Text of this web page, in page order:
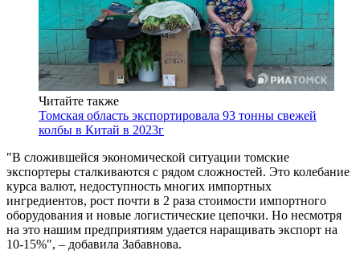
Читайте также
Томская область экспортировала 93 тонны свежей
колбы в Китай в 2023г
"В сложившейся экономической ситуации томские
экспортеры сталкиваются с рядом сложностей. Это колебание
курса валют, недоступность многих импортных
ингредиентов, рост почти в 2 раза стоимости импортного
оборудования и новые логистические цепочки. Но несмотря
на это нашим предприятиям удается наращивать экспорт на
10-15%", – добавила Забавнова.